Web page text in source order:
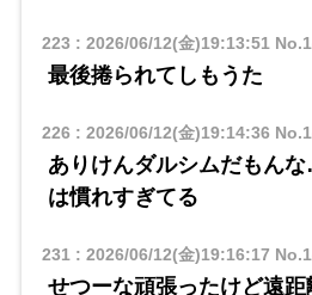
223 : 2026/06/12(金)19:13:51
最後捲られてしもうた
226 : 2026/06/12(金)19:14:36
ありけんダルシムだもん
は慣れすぎてる
231: 2026/06/12(金)19:16:17
せつーな頑張ったけど遠